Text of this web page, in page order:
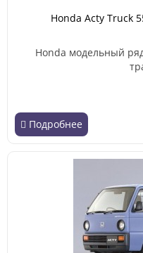
Honda Acty Truck
Honda модельный
Подробнее